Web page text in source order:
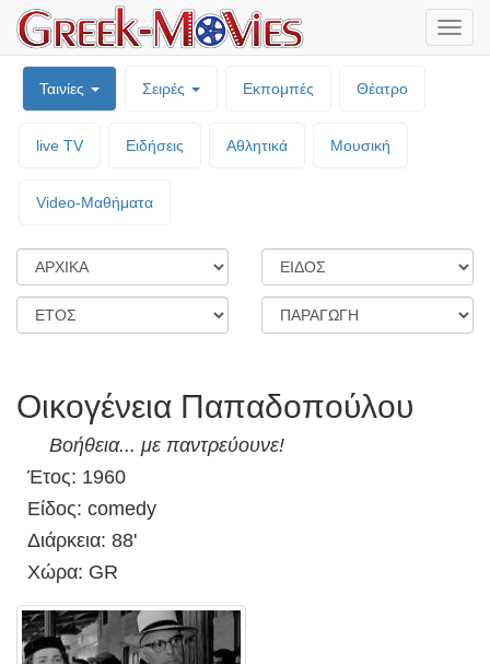
Ταινίες Σειρές Εκπομπές Θέατρο
live TV Ειδήσεις Αθλητικά Μουσική
Video-Mαθήματα
Οικογένεια Παπαδοπούλου
Βοήθεια... με παντρεύουνε!
Έτος: 1960
Είδος: comedy
Διάρκεια: 88'
Χώρα: GR